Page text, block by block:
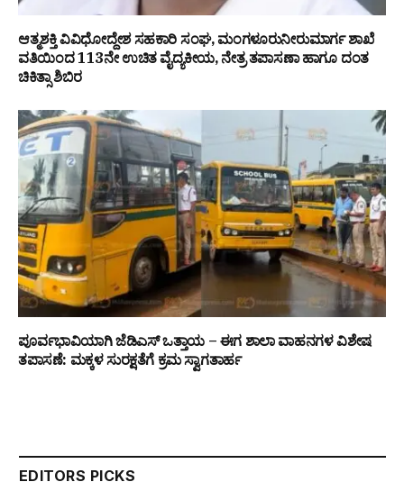
ಆತ್ಮಶಕ್ತಿ ವಿವಿಧೋದ್ದೇಶ ಸಹಕಾರಿ ಸಂಘ, ಮಂಗಳೂರುನೀರುಮಾರ್ಗ ಶಾಖೆ
ವತಿಯಿಂದ 113ನೇ ಉಚಿತ ವೈದ್ಯಕೀಯ, ನೇತ್ರ ತಪಾಸಣಾ ಹಾಗೂ ದಂತ
ಚಿಕಿತ್ಸಾ ಶಿಬಿರ
ಪೂರ್ವಭಾವಿಯಾಗಿ ಜೆಡಿಎಸ್ ಒತ್ತಾಯ – ಈಗ ಶಾಲಾ ವಾಹನಗಳ ವಿಶೇಷ
ತಪಾಸಣೆ: ಮಕ್ಕಳ ಸುರಕ್ಷತೆಗೆ ಕ್ರಮ ಸ್ವಾಗತಾರ್ಹ
EDITORS PICKS